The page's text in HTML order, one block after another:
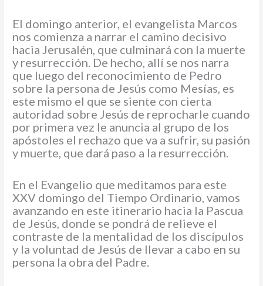
El domingo anterior, el evangelista Marcos
nos comienza a narrar el camino decisivo
hacia Jerusalén, que culminará con la muerte
y resurrección. De hecho, allí se nos narra
que luego del reconocimiento de Pedro
sobre la persona de Jesús como Mesías, es
este mismo el que se siente con cierta
autoridad sobre Jesús de reprocharle cuando
por primera vez le anuncia al grupo de los
apóstoles el rechazo que va a sufrir, su pasión
y muerte, que dará paso a la resurrección.
En el Evangelio que meditamos para este
XXV domingo del Tiempo Ordinario, vamos
avanzando en este itinerario hacia la Pascua
de Jesús, donde se pondrá de relieve el
contraste de la mentalidad de los discípulos
y la voluntad de Jesús de llevar a cabo en su
persona la obra del Padre.